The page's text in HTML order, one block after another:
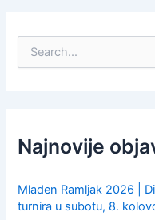
f
o
:
Najnovije
Mladen Ramljak 2026 |
turnira u subotu, 8.